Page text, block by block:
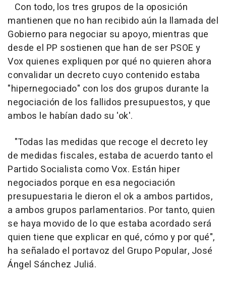
Con todo, los tres grupos de la oposición
mantienen que no han recibido aún la llamada del
Gobierno para negociar su apoyo, mientras que
desde el PP sostienen que han de ser PSOE y
Vox quienes expliquen por qué no quieren ahora
convalidar un decreto cuyo contenido estaba
"hipernegociado" con los dos grupos durante la
negociación de los fallidos presupuestos, y que
ambos le habían dado su 'ok'.
"Todas las medidas que recoge el decreto ley
de medidas fiscales, estaba de acuerdo tanto el
Partido Socialista como Vox. Están hiper
negociados porque en esa negociación
presupuestaria le dieron el ok a ambos partidos,
a ambos grupos parlamentarios. Por tanto, quien
se haya movido de lo que estaba acordado será
quien tiene que explicar en qué, cómo y por qué",
ha señalado el portavoz del Grupo Popular, José
Ángel Sánchez Juliá.